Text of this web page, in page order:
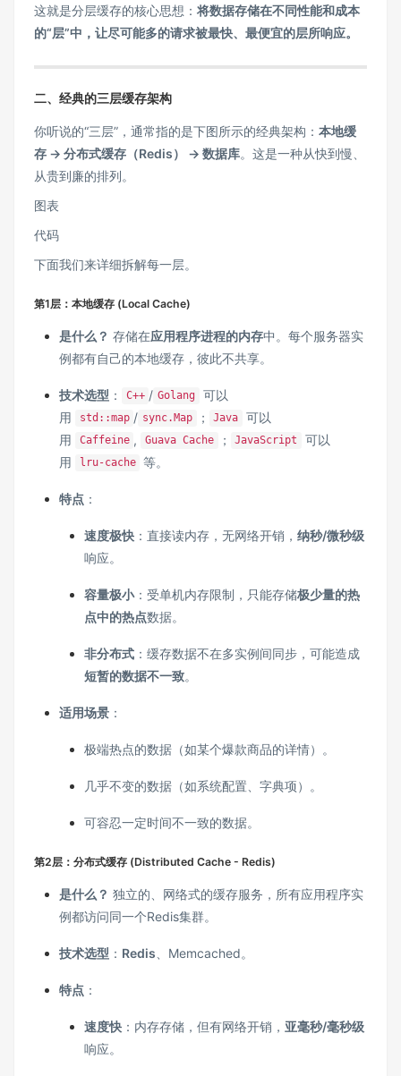
这就是分层缓存的核心思想： 将数据存储在不同性能和成本
的“层”中，让尽可能多的请求被最快、最便宜的层所响应。
二、经典的三层缓存架构
你听说的“三层”，通常指的是下图所示的经典架构： 本地缓
存 -> 分布式缓存（Redis） -> 数据库。这是一种从快到慢、
从贵到廉的排列。
图表
代码
下面我们来详细拆解每一层。
第1层：本地缓存 (Local Cache)
是什么？ 存储在应用程序进程的内存中。每个服务器实
例都有自己的本地缓存，彼此不共享。
技术选型 ： C++ / Golang
可以
用
std::map / sync.Map ； Java
可以
用
Caffeine , Guava Cache ； JavaScript
可以
用
lru-cache 等。
特点 ：
速度极快 ：直接读内存，无网络开销， 纳秒/微秒级
响应。
容量极小：受单机内存限制，只能存储极少量的热
点中的热点数据。
非分布式 ：缓存数据不在多实例间同步，可能造成
短暂的数据不一致。
适用场景 ：
极端热点的数据（如某个爆款商品的详情）。
几乎不变的数据（如系统配置、字典项）。
可容忍一定时间不一致的数据。
第2层：分布式缓存 (Distributed Cache - Redis)
是什么？ 独立的、网络式的缓存服务，所有应用程序实
例都访问同一个Redis集群。
技术选型 ： Redis 、Memcached。
特点 ：
速度快 ：内存存储，但有网络开销， 亚毫秒/毫秒级
响应。